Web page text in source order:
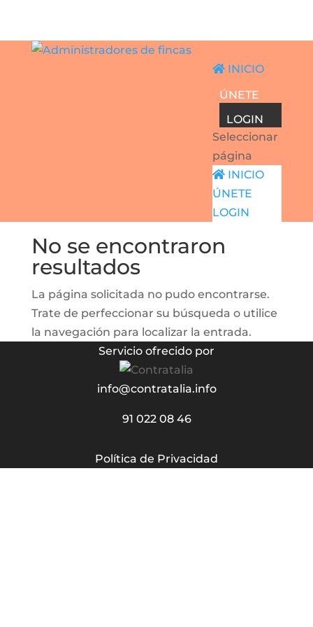
INICIO
ÚNETE
LOGIN
Seleccionar
página
INICIO
ÚNETE
LOGIN
No se encontraron
resultados
La página solicitada no pudo encontrarse.
Trate de perfeccionar su búsqueda o utilice
la navegación para localizar la entrada.
Servicio ofrecido por
info@contratalia.info
91 022 08 46
Política de Privacidad